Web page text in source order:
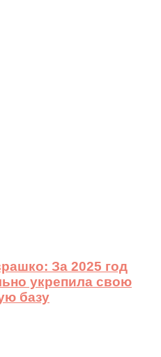
За 2025 год
укрепила свою
базу